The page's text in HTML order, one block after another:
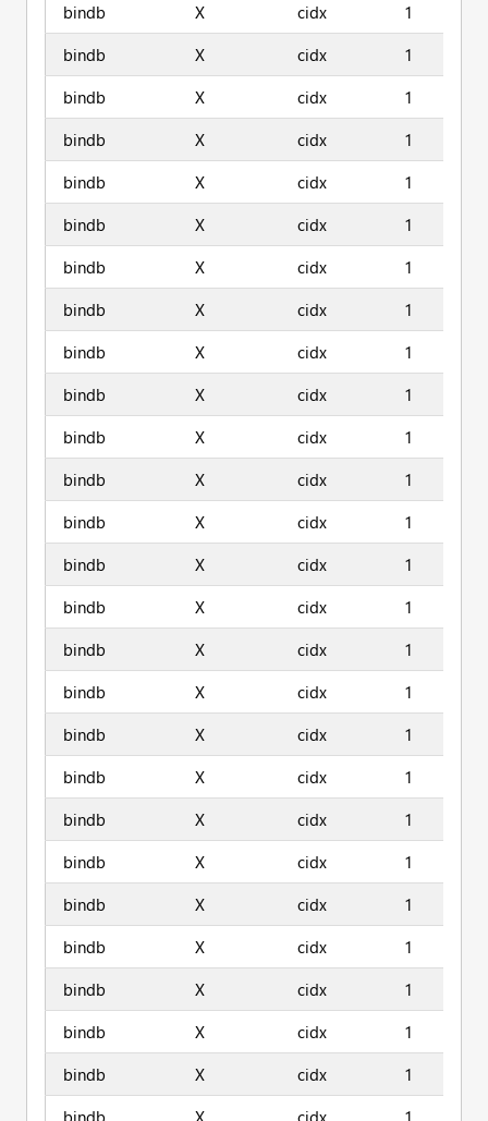
bindb
X cidx
1
bindb
X cidx
1
bindb
X cidx
1
bindb
X cidx
1
bindb
X cidx
1
bindb
X cidx
1
bindb
X cidx
1
bindb
X cidx
1
bindb
X cidx
1
bindb
X cidx
1
bindb
X cidx
1
bindb
X cidx
1
bindb
X cidx
1
bindb
X cidx
1
bindb
X cidx
1
bindb
X cidx
1
bindb
X cidx
1
bindb
X cidx
1
bindb
X cidx
1
bindb
X cidx
1
bindb
X cidx
1
bindb
X cidx
1
bindb
X cidx
1
bindb
X cidx
1
bindb
X cidx
1
bindb
X cidx
1